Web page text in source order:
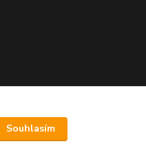
Souhlasím